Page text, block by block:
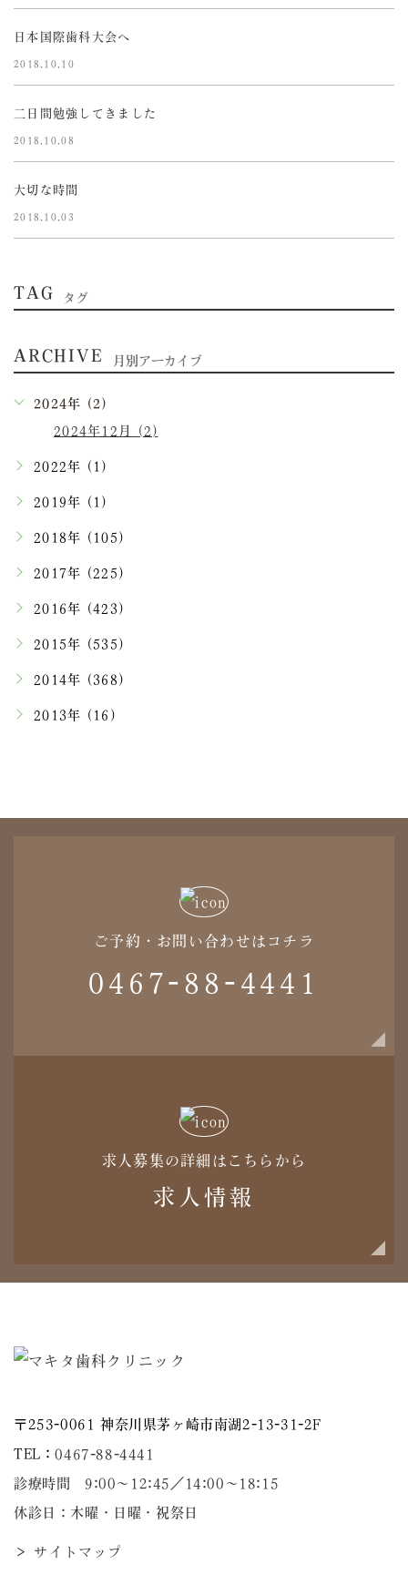
日本国際歯科大会へ
2018.10.10
二日間勉強してきました
2018.10.08
大切な時間
2018.10.03
TAG タグ
ARCHIVE 月別アーカイブ
2024年 (2)
2024年12月 (2)
2022年 (1)
2019年 (1)
2018年 (105)
2017年 (225)
2016年 (423)
2015年 (535)
2014年 (368)
2013年 (16)
ご予約・お問い合わせはコチラ
0467-88-4441
求人募集の詳細はこちらから
求人情報
〒253-0061 神奈川県茅ヶ崎市南湖2-13-31-2F
TEL：0467-88-4441
診療時間 9:00～12:45／14:00〜18:15
休診日：木曜・日曜・祝祭日
＞ サイトマップ